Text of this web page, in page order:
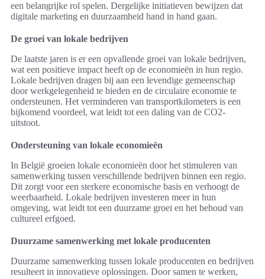
een belangrijke rol spelen. Dergelijke initiatieven bewijzen dat
digitale marketing en duurzaamheid hand in hand gaan.
De groei van lokale bedrijven
De laatste jaren is er een opvallende groei van lokale bedrijven,
wat een positieve impact heeft op de economieën in hun regio.
Lokale bedrijven dragen bij aan een levendige gemeenschap
door werkgelegenheid te bieden en de circulaire economie te
ondersteunen. Het verminderen van transportkilometers is een
bijkomend voordeel, wat leidt tot een daling van de CO2-
uitstoot.
Ondersteuning van lokale economieën
In België groeien lokale economieën door het stimuleren van
samenwerking tussen verschillende bedrijven binnen een regio.
Dit zorgt voor een sterkere economische basis en verhoogt de
weerbaarheid. Lokale bedrijven investeren meer in hun
omgeving, wat leidt tot een duurzame groei en het behoud van
cultureel erfgoed.
Duurzame samenwerking met lokale producenten
Duurzame samenwerking tussen lokale producenten en bedrijven
resulteert in innovatieve oplossingen. Door samen te werken,